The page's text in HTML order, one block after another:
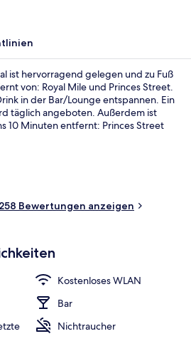
ist hervorragend gelegen und zu Fuß
von: Royal Mile und Princes Street.
in der Bar/Lounge entspannen. Ein
täglich angeboten. Außerdem ist
10 Minuten entfernt: Princes Street
Allgemeinzustand. Die Unterkunft ist
von den öffentlichen Verkehrsmitteln
6 Minuten (Straßenbahnhaltestelle
(Straßenbahnhaltestelle Princes
Bewertungen anzeigen
Kostenloses WLAN
Bar
Nichtraucher